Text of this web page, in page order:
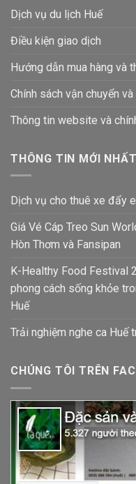
Dịch vụ du lịch Huế
Điều kiện giao dịch
Hướng dẫn mua hàng và
Chính sách vận chuyển
Thông tin website và
THÔNG TIN MỚI NHẤT
Dịch vụ cho thuê xe đẩy
Giá Vé Cáp Treo Sun
Hòn Thơm và Fansipan
K-Healthy Food Festival
phong cách sống khỏe
Huế
Trải nghiệm nghe ca Huế
CHÚNG TÔI TRÊN